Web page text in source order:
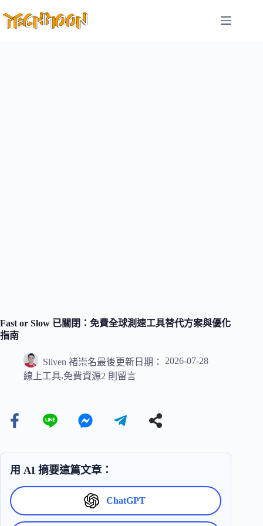
至
Fast or Slow 已關閉：免費全球測速工具替代方案與優化
指南
Sliven 褚崇名最後更新日期：
2026-07-28
線上工具,免費資源2 則留言
用 AI 摘要這篇文章：
ChatGPT